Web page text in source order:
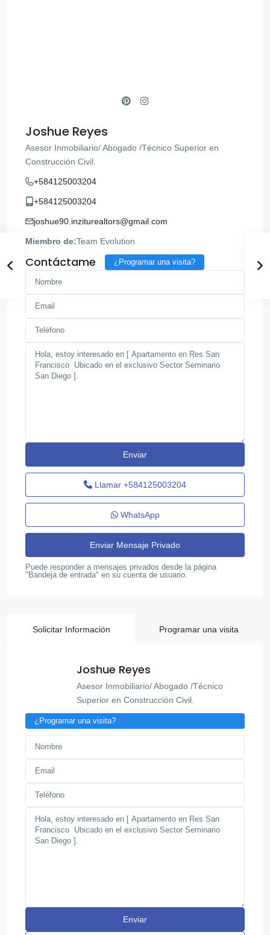
Joshue Reyes
Asesor Inmobiliario/ Abogado /Técnico Superior en
Construcción Civil.
+584125003204
+584125003204
joshue90.inziturealtors@gmail.com
Miembro de:Team Evolution
Contáctame ¿Programar una visita?
Llamar +584125003204
WhatsApp
Puede responder a mensajes privados desde la página
"Bandeja de entrada" en su cuenta de usuario.
Solicitar Información Programar una visita
Joshue Reyes
Asesor Inmobiliario/ Abogado /Técnico
Superior en Construcción Civil.
¿Programar una visita?